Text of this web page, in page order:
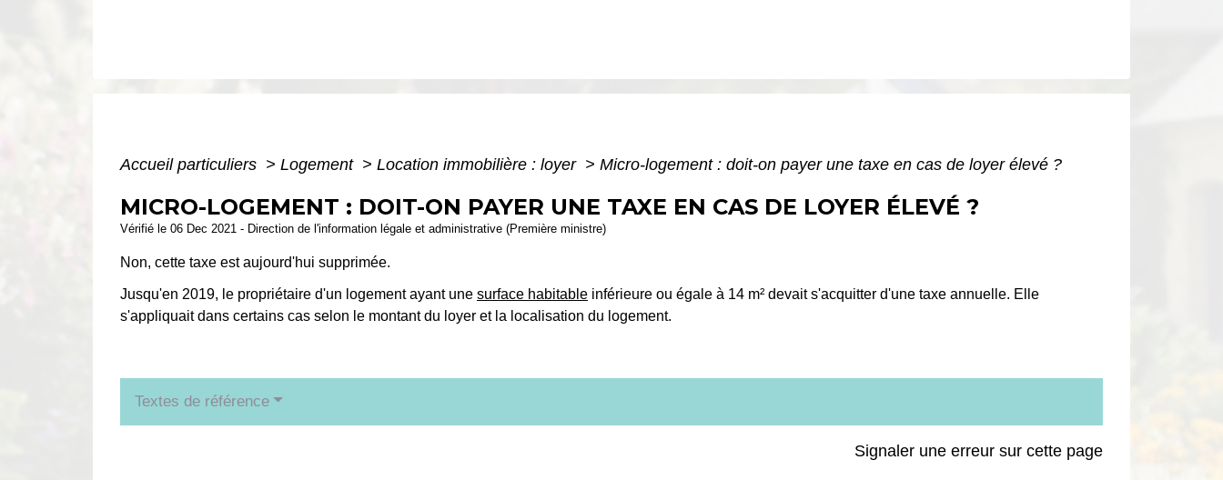
Accueil particuliers > Logement > Location immobilière : loyer > Micro-logement : doit-on payer une taxe en cas de loyer élevé ?
MICRO-LOGEMENT : DOIT-ON PAYER UNE TAXE EN CAS DE LOYER ÉLEVÉ ?
Vérifié le 06 Dec 2021 - Direction de l'information légale et administrative (Première ministre)
Non, cette taxe est aujourd'hui supprimée.
Jusqu'en 2019, le propriétaire d'un logement ayant une surface habitable inférieure ou égale à 14 m² devait s'acquitter d'une taxe annuelle. Elle
s'appliquait dans certains cas selon le montant du loyer et la localisation du logement.
Textes de référence
Signaler une erreur sur cette page